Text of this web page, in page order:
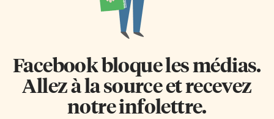
Facebook bloque les médias.
Allez à la source et recevez
notre infolettre.